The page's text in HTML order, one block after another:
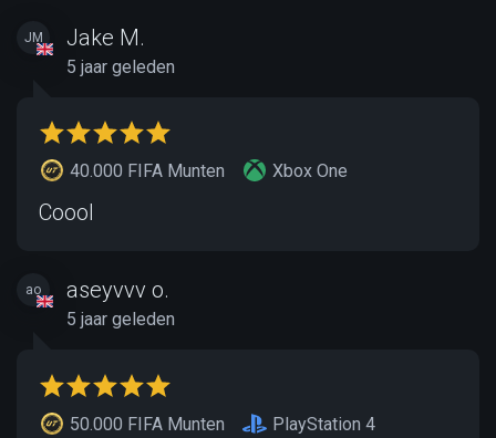
JM Jake M.
5 jaar geleden
40.000 FIFA Munten Xbox One
Coool
ao aseyvvv o.
5 jaar geleden
50.000 FIFA Munten PlayStation 4